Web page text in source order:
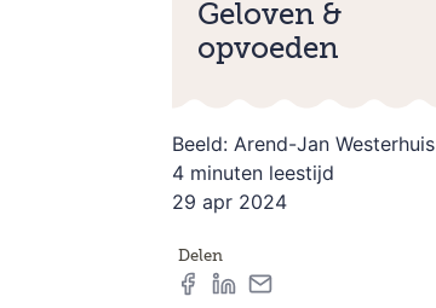
Geloven &
opvoeden
Beeld: Arend-Jan Westerhuis
4 minuten leestijd
29 apr 2024
Delen